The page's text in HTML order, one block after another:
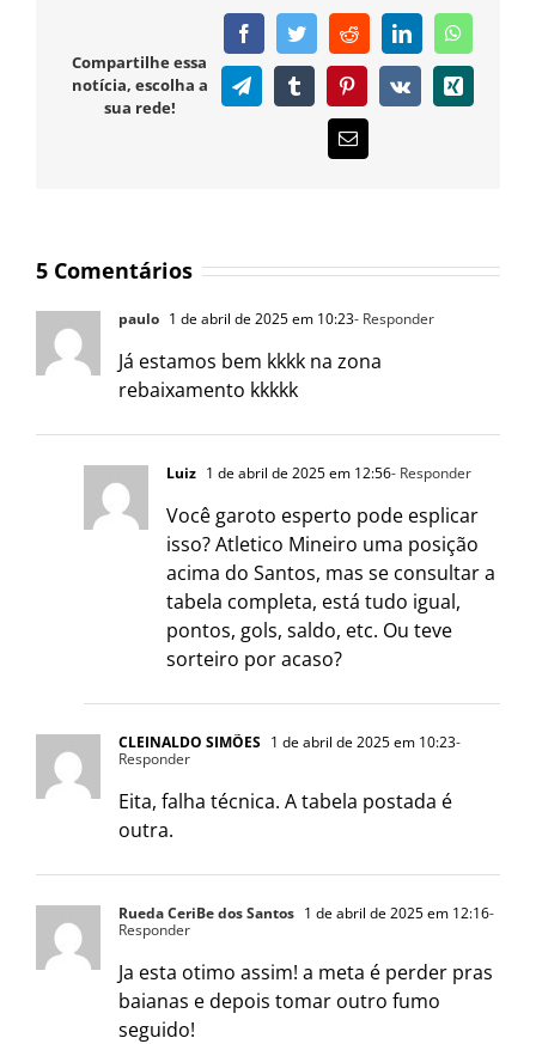
Compartilhe essa
notícia, escolha a
sua rede!
FacebookTwitterRedditLinkedIn
TelegramTumblr PinterestVk Xing
E-
mail
5 Comentários
paulo 1 de abril de 2025 em 10:23- Responder
Já estamos bem kkkk na zona
rebaixamento kkkkk
Luiz 1 de abril de 2025 em 12:56- Responder
Você garoto esperto pode esplicar
isso? Atletico Mineiro uma posição
acima do Santos, mas se consultar a
tabela completa, está tudo igual,
pontos, gols, saldo, etc. Ou teve
sorteiro por acaso?
CLEINALDO SIMÕES 1 de abril de 2025 em 10:23-
Responder
Eita, falha técnica. A tabela postada é
outra.
Rueda CeriBe dos Santos 1 de abril de 2025 em 12:16-
Responder
Ja esta otimo assim! a meta é perder pras
baianas e depois tomar outro fumo
seguido!